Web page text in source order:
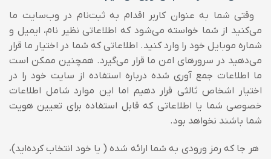
وقتی شما به عنوان کاربر اقدام به ثبت‌نام در وب‌سایت ما
می‌کنید از شما خواسته می‌شود که اطلاعاتی نظیر نام، ایمیل و
شماره موبایل خود را وارد کنید. اطلاعاتی که شما در اختیار ما قرار
می‌دهید در سرورهای امن ما قرار می‌گیرد. همچنین ممکن است
ما اطلاعات جمع آوری شده درباره استفاده از سایت خود را در
اختیار اشخاص ثالثی قرار دهیم اما این موارد شامل اطلاعات
خصوصی شما یا اطلاعاتی که قابل استفاده برای تعیین هویت
شما باشند نخواهد بود.
هر جا که رمز ورودی به شما ارائه شده ( یا خود انتخاب کرده‌اید)،